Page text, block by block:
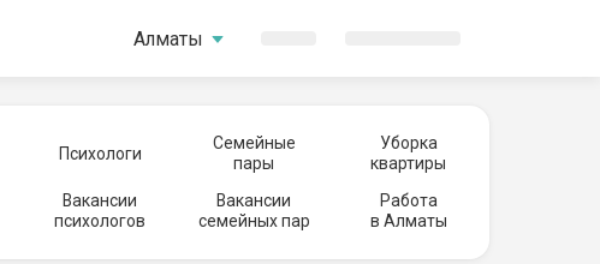
Алматы
Психологи
Семейные
пары
Уборка
квартиры
Вакансии
психологов
Вакансии
семейных пар
Работа
в Алматы